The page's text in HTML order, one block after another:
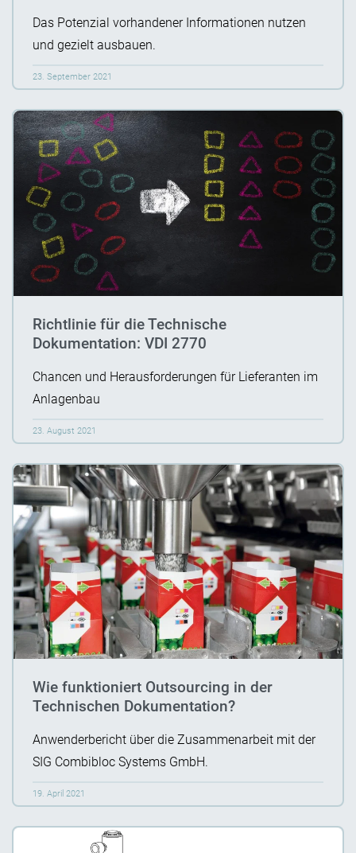
Das Potenzial vorhandener Informationen nutzen
und gezielt ausbauen.
23. September 2021
Richtlinie für die Technische
Dokumentation: VDI 2770
Chancen und Herausforderungen für Lieferanten im
Anlagenbau
23. August 2021
Wie funktioniert Outsourcing in der
Technischen Dokumentation?
Anwenderbericht über die Zusammenarbeit mit der
SIG Combibloc Systems GmbH.
19. April 2021